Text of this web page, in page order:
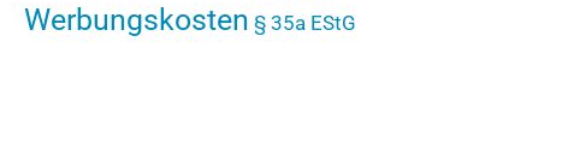
Werbungskosten § 35a EStG